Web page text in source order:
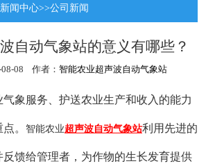
新闻中心>>公司新闻
自动气象站的意义有哪些？
08 作者： 智能农业超声波自动气象站
气象服务、护送农业生产和收入的能力
。 智能农业超声波自动气象站利用先进的
馈给管理者，为作物的生长发育提供